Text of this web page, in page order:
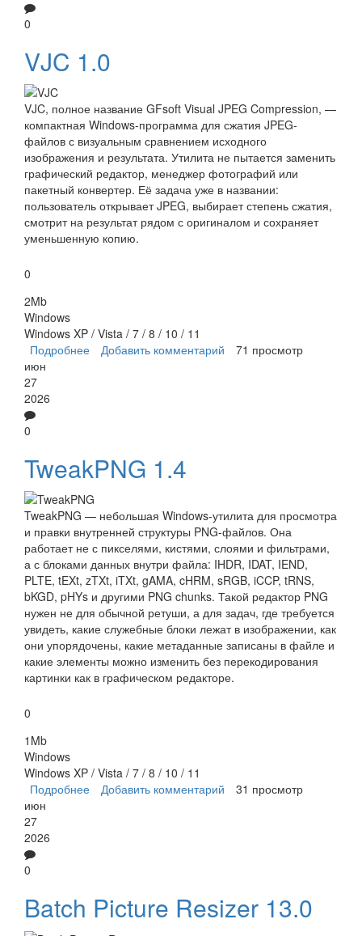
0
VJC 1.0
VJC, полное название GFsoft Visual JPEG Compression, —
компактная Windows-программа для сжатия JPEG-
файлов с визуальным сравнением исходного
изображения и результата. Утилита не пытается заменить
графический редактор, менеджер фотографий или
пакетный конвертер. Её задача уже в названии:
пользователь открывает JPEG, выбирает степень сжатия,
смотрит на результат рядом с оригиналом и сохраняет
уменьшенную копию.
0
2Mb
Windows
Windows XP / Vista / 7 / 8 / 10 / 11
Подробнее о VJC
Добавить комментарий
71 просмотр
июн
27
2026
0
TweakPNG 1.4
TweakPNG — небольшая Windows-утилита для просмотра
и правки внутренней структуры PNG-файлов. Она
работает не с пикселями, кистями, слоями и фильтрами,
а с блоками данных внутри файла: IHDR, IDAT, IEND,
PLTE, tEXt, zTXt, iTXt, gAMA, cHRM, sRGB, iCCP, tRNS,
bKGD, pHYs и другими PNG chunks. Такой редактор PNG
нужен не для обычной ретуши, а для задач, где требуется
увидеть, какие служебные блоки лежат в изображении, как
они упорядочены, какие метаданные записаны в файле и
какие элементы можно изменить без перекодирования
картинки как в графическом редакторе.
0
1Mb
Windows
Windows XP / Vista / 7 / 8 / 10 / 11
Подробнее о TweakPNG
Добавить комментарий
31 просмотр
июн
27
2026
0
Batch Picture Resizer 13.0